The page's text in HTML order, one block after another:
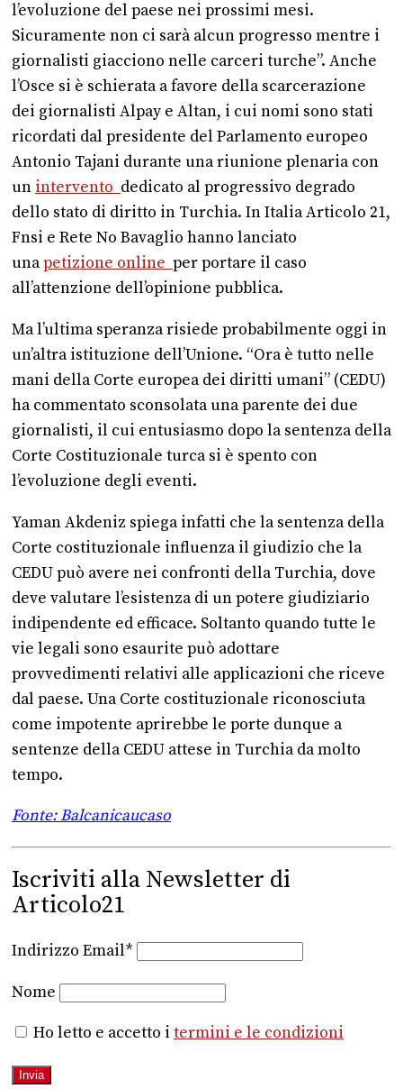
l’evoluzione del paese nei prossimi mesi.
Sicuramente non ci sarà alcun progresso mentre i
giornalisti giacciono nelle carceri turche”. Anche
l’Osce si è schierata a favore della scarcerazione
dei giornalisti Alpay e Altan, i cui nomi sono stati
ricordati dal presidente del Parlamento europeo
Antonio Tajani durante una riunione plenaria con
un intervento dedicato al progressivo degrado
dello stato di diritto in Turchia. In Italia Articolo 21,
Fnsi e Rete No Bavaglio hanno lanciato
unapetizione online per portare il caso
all’attenzione dell’opinione pubblica.
Ma l’ultima speranza risiede probabilmente oggi in
un’altra istituzione dell’Unione. “Ora è tutto nelle
mani della Corte europea dei diritti umani” (CEDU)
ha commentato sconsolata una parente dei due
giornalisti, il cui entusiasmo dopo la sentenza della
Corte Costituzionale turca si è spento con
l’evoluzione degli eventi.
Yaman Akdeniz spiega infatti che la sentenza della
Corte costituzionale influenza il giudizio che la
CEDU può avere nei confronti della Turchia, dove
deve valutare l’esistenza di un potere giudiziario
indipendente ed efficace. Soltanto quando tutte le
vie legali sono esaurite può adottare
provvedimenti relativi alle applicazioni che riceve
dal paese. Una Corte costituzionale riconosciuta
come impotente aprirebbe le porte dunque a
sentenze della CEDU attese in Turchia da molto
tempo.
Fonte: Balcanicaucaso
Iscriviti alla Newsletter di
Articolo21
Indirizzo Email*
Nome
Ho letto e accetto i termini e le condizioni